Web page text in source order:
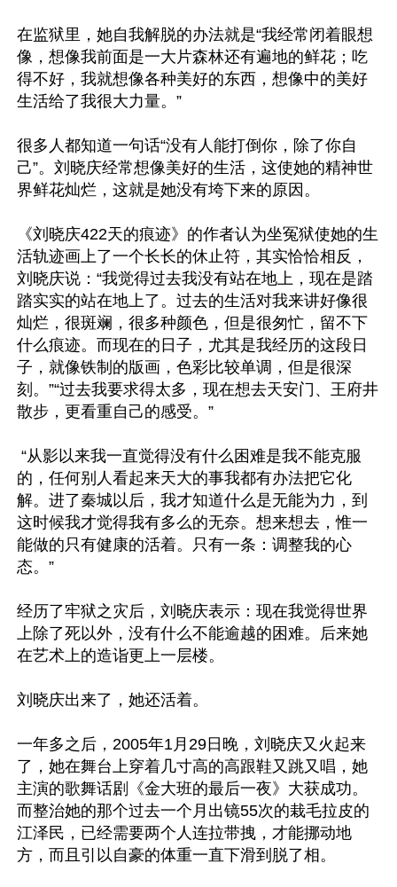
在监狱里，她自我解脱的办法就是“我经常闭着眼想
像，想像我前面是一大片森林还有遍地的鲜花；吃
得不好，我就想像各种美好的东西，想像中的美好
生活给了我很大力量。”
很多人都知道一句话“没有人能打倒你，除了你自
己”。刘晓庆经常想像美好的生活，这使她的精神世
界鲜花灿烂，这就是她没有垮下来的原因。
《刘晓庆422天的痕迹》的作者认为坐冤狱使她的生
活轨迹画上了一个长长的休止符，其实恰恰相反，
刘晓庆说：“我觉得过去我没有站在地上，现在是踏
踏实实的站在地上了。过去的生活对我来讲好像很
灿烂，很斑斓，很多种颜色，但是很匆忙，留不下
什么痕迹。而现在的日子，尤其是我经历的这段日
子，就像铁制的版画，色彩比较单调，但是很深
刻。”“过去我要求得太多，现在想去天安门、王府井
散步，更看重自己的感受。”
的，任何别人看起来天大的事我都有办法把它化
解。进了秦城以后，我才知道什么是无能为力，到
这时候我才觉得我有多么的无奈。想来想去，惟一
能做的只有健康的活着。只有一条：调整我的心
态。”
经历了牢狱之灾后，刘晓庆表示：现在我觉得世界
上除了死以外，没有什么不能逾越的困难。后来她
在艺术上的造诣更上一层楼。
刘晓庆出来了，她还活着。
一年多之后，2005年1月29日晚，刘晓庆又火起来
了，她在舞台上穿着几寸高的高跟鞋又跳又唱，她
主演的歌舞话剧《金大班的最后一夜》大获成功。
而整治她的那个过去一个月出镜55次的栽毛拉皮的
江泽民，已经需要两个人连拉带拽，才能挪动地
方，而且引以自豪的体重一直下滑到脱了相。